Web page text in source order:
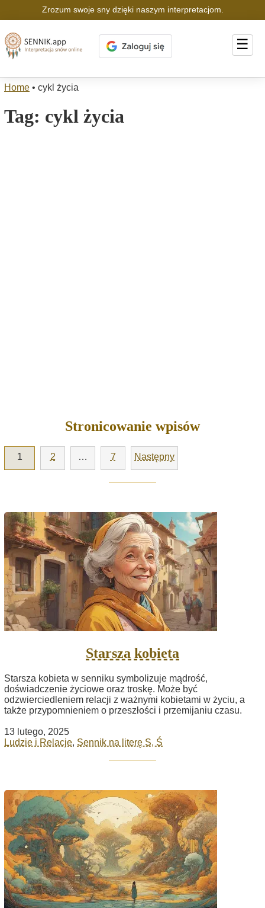
Zrozum swoje sny dzięki naszym interpretacjom.
☰
Home • cykl życia
Tag: cykl życia
Stronicowanie wpisów
1 2 … 7 Następny
Starsza kobieta
Starsza kobieta w senniku symbolizuje mądrość,
doświadczenie życiowe oraz troskę. Może być
odzwierciedleniem relacji z ważnymi kobietami w życiu, a
także przypomnieniem o przeszłości i przemijaniu czasu.
13 lutego, 2025
Ludzie i Relacje, Sennik na literę S, Ś